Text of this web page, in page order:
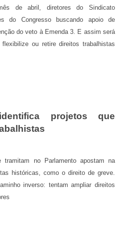
de abril, diretores do Sindicato
do Congresso buscando apoio de
do veto à Emenda 3. E assim será
ou retire direitos trabalhistas
projetos que
tramitam no Parlamento apostam na
históricas, como o direito de greve.
inverso: tentam ampliar direitos